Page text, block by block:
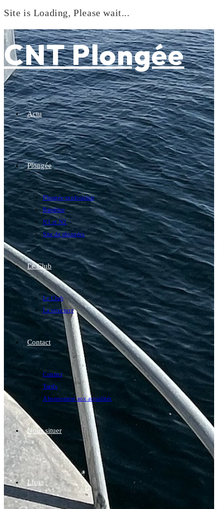
Site is Loading, Please wait...
to
content
CNT Plongée
Actu
Plongée
Plongée exploration
Baptême
N1 et N2
Site de plongées
Le Club
Le Club
La structure
Contact
Contact
Tarifs
Abonnement aux actualités
Nous situer
Liens